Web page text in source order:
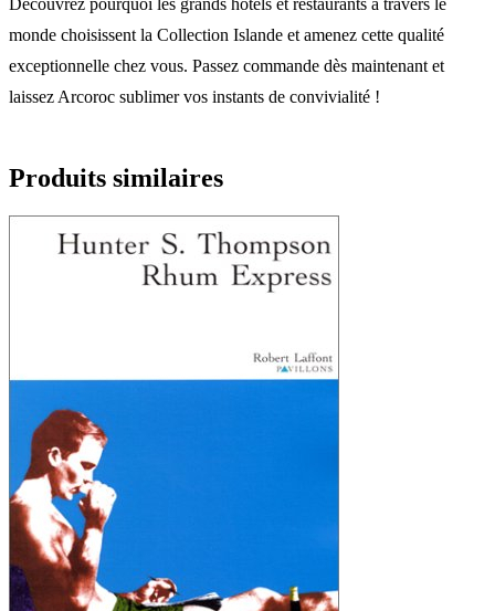
Découvrez pourquoi les grands hôtels et restaurants à travers le
monde choisissent la Collection Islande et amenez cette qualité
exceptionnelle chez vous. Passez commande dès maintenant et
laissez Arcoroc sublimer vos instants de convivialité !
Produits similaires